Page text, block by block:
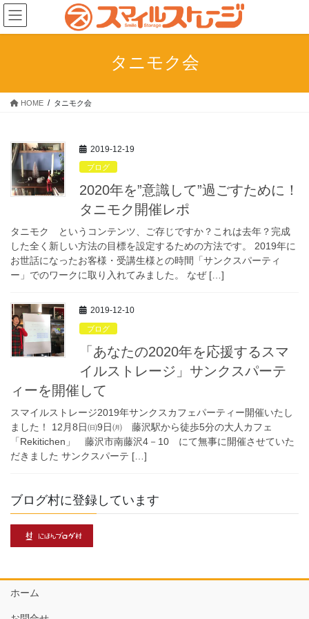
コ
ン
テ
ス
ナ
ビ
ゲ
ン
タニモク会
HOME タニモク会
2019-12-19
ブログ
2020年を”意識して”過ごすために！
タニモク開催レポ
タニモク というコンテンツ、ご存じですか？これは去年？完成
した全く新しい方法の目標を設定するための方法です。 2019年に
お世話になったお客様・受講生様との時間「サンクスパーティ
ー」でのワークに取り入れてみました。 なぜ […]
2019-12-10
ブログ
「あなたの2020年を応援するスマ
イルストレージ」サンクスパーテ
ィーを開催して
スマイルストレージ2019年サンクスカフェパーティー開催いたし
ました！ 12月8日㈰9日㈪ 藤沢駅から徒歩5分の大人カフェ
「Rekitichen」 藤沢市南藤沢4－10 にて無事に開催させていた
だきました サンクスパーテ […]
ブログ村に登録しています
ホーム